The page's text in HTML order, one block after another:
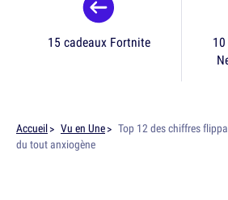
15 cadeaux Fortnite
Accueil Vu en Une
Top 12 des chiffres
du tout anxiogène